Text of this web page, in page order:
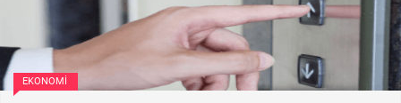
EKONOMI